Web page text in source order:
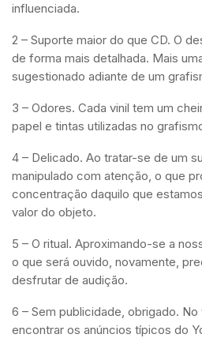
influenciada.
2 – Suporte maior do que CD. O
de forma mais detalhada. Mais
sugestionado adiante de um
3 – Odores. Cada vinil tem um
papel e tintas utilizadas no
4 – Delicado. Ao tratar-se de um
manipulado com atenção, o que
concentração daquilo que
valor do objeto.
5 – O ritual. Aproximando-se a
o que será ouvido, novamente,
desfrutar de audição.
6 – Sem publicidade, obrigado. No
encontrar os anúncios típicos do